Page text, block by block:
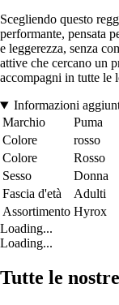
Scegliendo questo
performante, pensata
e leggerezza, senza
attive che cercano un
accompagni in tutte le
Informazioni
Marchio
Puma
Colore
rosso
Colore
Rosso
Sesso
Donna
Fascia d'età
Adulti
Assortimento Hyrox
Loading...
Loading...
Tutte le